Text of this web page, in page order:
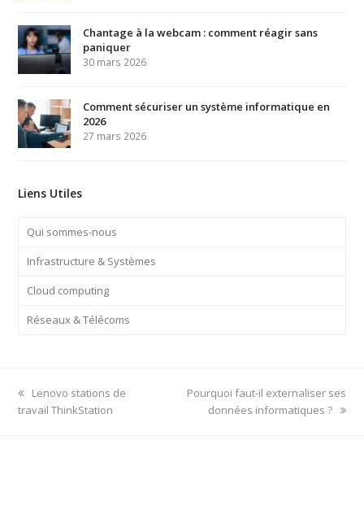
Chantage à la webcam : comment réagir sans
paniquer
30 mars 2026
Comment sécuriser un système informatique en
2026
27 mars 2026
Liens Utiles
Qui sommes-nous
Infrastructure & Systèmes
Cloud computing
Réseaux & Télécoms
previous
post:
Lenovo stations de
travail ThinkStation
next
post:
Pourquoi faut-il externaliser ses
données informatiques ?